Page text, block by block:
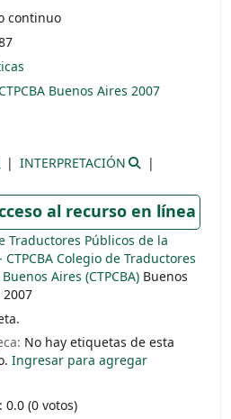
continuo
Buenos Aires 2007
INTERPRETACIÓN
al recurso en línea
Traductores Públicos de la
Colegio de Traductores
Aires (CTPCBA) Buenos
2007
No hay etiquetas de esta
Ingresar para agregar
(0 votos)